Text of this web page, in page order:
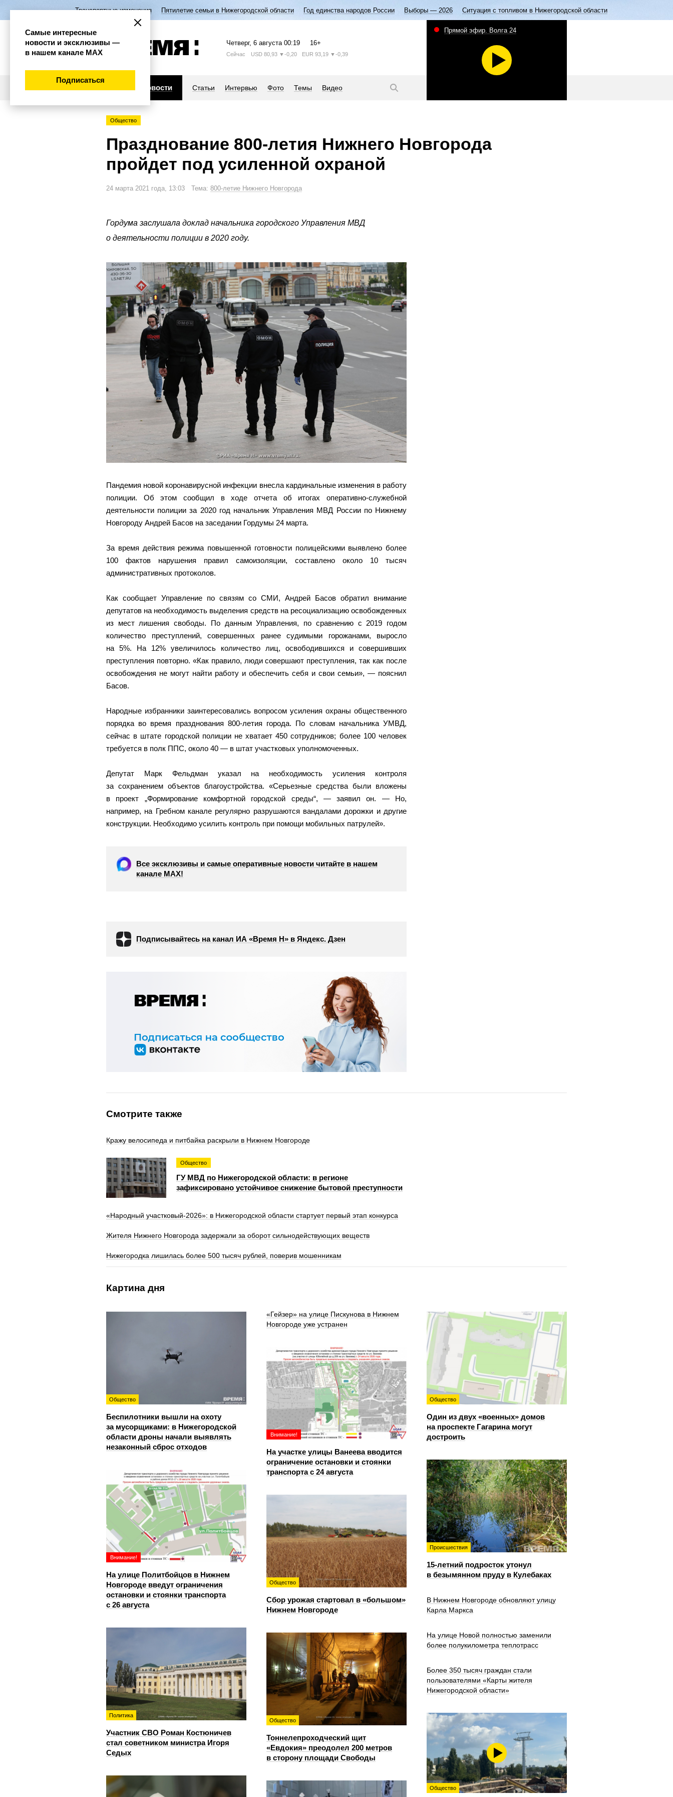
Транспортные изменения Пятилетие семьи в Нижегородской области Год единства народов России Выборы — 2026 Ситуация с топливом в Нижегородской области
Четверг, 6 августа 00:19 16+
Сейчас USD 80,93 ▼-0,20 EUR 93,19 ▼-0,39
Новости Статьи Интервью Фото Темы Видео
Прямой эфир. Волга 24
Общество
Празднование 800-летия Нижнего Новгорода
пройдет под усиленной охраной
24 марта 2021 года, 13:03 Тема: 800-летие Нижнего Новгорода
Гордума заслушала доклад начальника городского Управления МВД
о деятельности полиции в 2020 году.
Пандемия новой коронавирусной инфекции внесла кардинальные изменения в работу
полиции. Об этом сообщил в ходе отчета об итогах оперативно-служебной
деятельности полиции за 2020 год начальник Управления МВД России по Нижнему
Новгороду Андрей Басов на заседании Гордумы 24 марта.
За время действия режима повышенной готовности полицейскими выявлено более
100 фактов нарушения правил самоизоляции, составлено около 10 тысяч
административных протоколов.
Как сообщает Управление по связям со СМИ, Андрей Басов обратил внимание
депутатов на необходимость выделения средств на ресоциализацию освобожденных
из мест лишения свободы. По данным Управления, по сравнению с 2019 годом
количество преступлений, совершенных ранее судимыми горожанами, выросло
на 5%. На 12% увеличилось количество лиц, освободившихся и совершивших
преступления повторно. «Как правило, люди совершают преступления, так как после
освобождения не могут найти работу и обеспечить себя и свои семьи», — пояснил
Басов.
Народные избранники заинтересовались вопросом усиления охраны общественного
порядка во время празднования 800-летия города. По словам начальника УМВД,
сейчас в штате городской полиции не хватает 450 сотрудников; более 100 человек
требуется в полк ППС, около 40 — в штат участковых уполномоченных.
Депутат Марк Фельдман указал на необходимость усиления контроля
за сохранением объектов благоустройства. «Серьезные средства были вложены
в проект „Формирование комфортной городской среды“, — заявил он. — Но,
например, на Гребном канале регулярно разрушаются вандалами дорожки и другие
конструкции. Необходимо усилить контроль при помощи мобильных патрулей».
Все эксклюзивы и самые оперативные новости читайте в нашем
канале МАХ!
Подписывайтесь на канал ИА «Время Н» в Яндекс. Дзен
Смотрите также
Кражу велосипеда и питбайка раскрыли в Нижнем Новгороде
Общество
ГУ МВД по Нижегородской области: в регионе
зафиксировано устойчивое снижение бытовой преступности
«Народный участковый‑2026»: в Нижегородской области стартует первый этап конкурса
Жителя Нижнего Новгорода задержали за оборот сильнодействующих веществ
Нижегородка лишилась более 500 тысяч рублей, поверив мошенникам
Картина дня
Общество
Беспилотники вышли на охоту
за мусорщиками: в Нижегородской
области дроны начали выявлять
незаконный сброс отходов
«Гейзер» на улице Пискунова в Нижнем
Новгороде уже устранен
Общество
Один из двух «военных» домов
на проспекте Гагарина могут
достроить
Внимание!
На участке улицы Ванеева вводится
ограничение остановки и стоянки
транспорта с 24 августа
Происшествия
15-летний подросток утонул
в безымянном пруду в Кулебаках
Внимание!
На улице Политбойцов в Нижнем
Новгороде введут ограничения
остановки и стоянки транспорта
с 26 августа
Общество
Сбор урожая стартовал в «большом»
Нижнем Новгороде
В Нижнем Новгороде обновляют улицу
Карла Маркса
Политика
Участник СВО Роман Костюничев
стал советником министра Игоря
Седых
Общество
Тоннелепроходческий щит
«Евдокия» преодолел 200 метров
в сторону площади Свободы
На улице Новой полностью заменили
более полукилометра теплотрасс
Более 350 тысяч граждан стали
пользователями «Карты жителя
Нижегородской области»
Общество
Самые интересные
новости и эксклюзивы —
в нашем канале МАХ
Подписаться